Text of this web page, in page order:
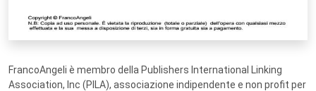
FrancoAngeli è membro della Publishers International Linking
Association, Inc (PILA), associazione indipendente e non profit per